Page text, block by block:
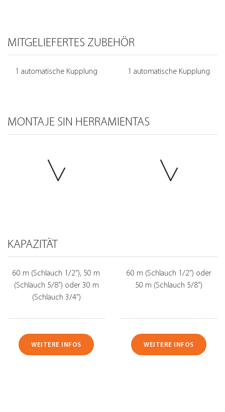
MITGELIEFERTES ZUBEHÖR
1 automatische Kupplung 1 automatische Kupplung
MONTAJE SIN HERRAMIENTAS
KAPAZITÄT
60 m (Schlauch 1/2”), 50 m
(Schlauch 5/8”) oder 30 m
(Schlauch 3/4”)
60 m (Schlauch 1/2”) oder
50 m (Schlauch 5/8”)
WEITERE INFOS WEITERE INFOS